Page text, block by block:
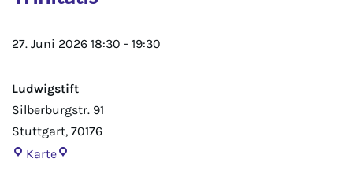
27. Juni 2026 18:30 - 19:30
Ludwigstift
Silberburgstr. 91
Stuttgart, 70176
Karte